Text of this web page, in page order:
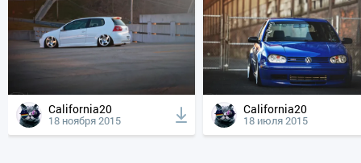
California20
18 ноября 2015
California20
18 июля 2015